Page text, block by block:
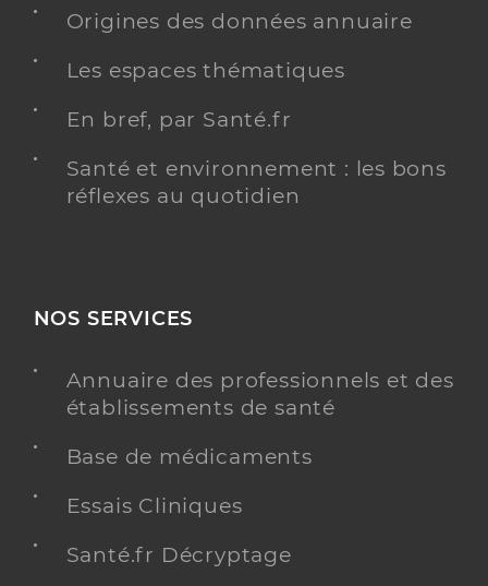
Origines des données annuaire
Les espaces thématiques
En bref, par Santé.fr
Santé et environnement : les bons
réflexes au quotidien
NOS SERVICES
Annuaire des professionnels et des
établissements de santé
Base de médicaments
Essais Cliniques
Santé.fr Décryptage